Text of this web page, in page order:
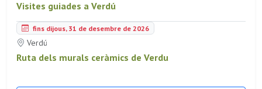
Visites guiades a Verdú
fins dijous, 31 de desembre de 2026
Verdú
Ruta dels murals ceràmics de Verdu